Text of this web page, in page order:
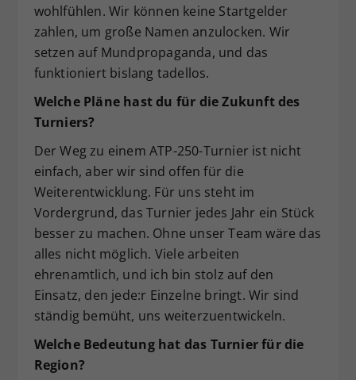
wohlfühlen. Wir können keine Startgelder
zahlen, um große Namen anzulocken. Wir
setzen auf Mundpropaganda, und das
funktioniert bislang tadellos.
Welche Pläne hast du für die Zukunft des
Turniers?
Der Weg zu einem ATP-250-Turnier ist nicht
einfach, aber wir sind offen für die
Weiterentwicklung. Für uns steht im
Vordergrund, das Turnier jedes Jahr ein Stück
besser zu machen. Ohne unser Team wäre das
alles nicht möglich. Viele arbeiten
ehrenamtlich, und ich bin stolz auf den
Einsatz, den jede:r Einzelne bringt. Wir sind
ständig bemüht, uns weiterzuentwickeln.
Welche Bedeutung hat das Turnier für die
Region?